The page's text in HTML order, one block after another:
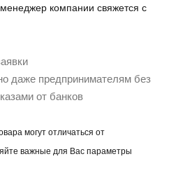
компании свяжется с
даже предпринимателям без
от банков
могут отличаться от
важные для Вас параметры